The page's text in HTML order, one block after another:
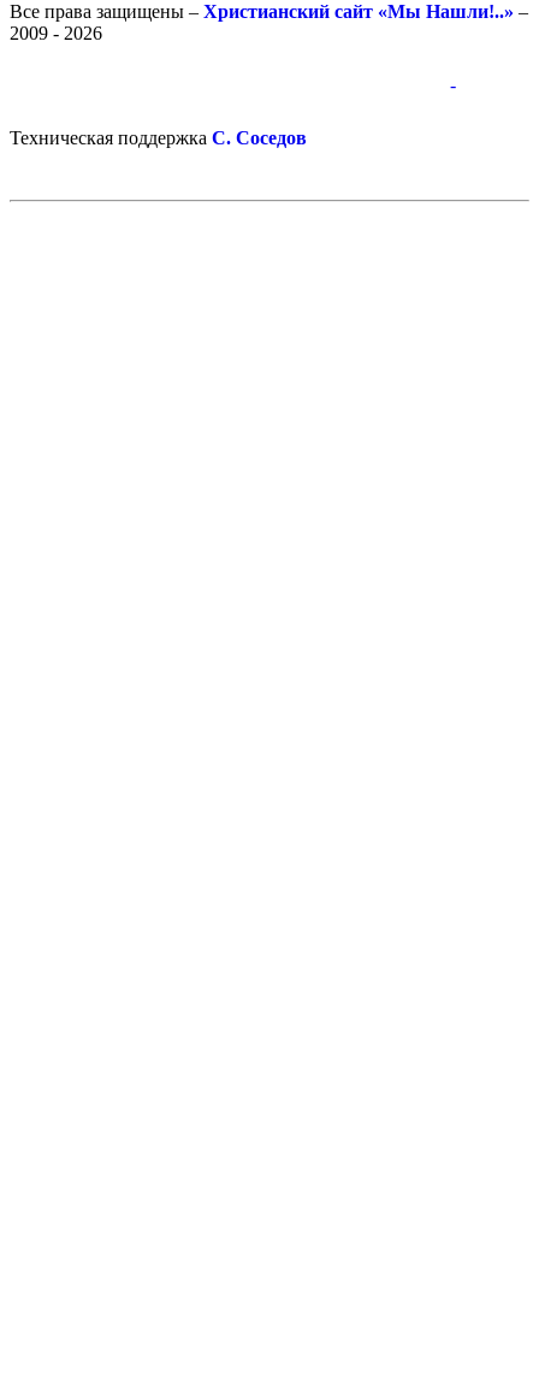
Все права защищены – Христианский сайт «Мы Нашли!..» –
2009 - 2026
-
Техническая поддержка С. Соседов